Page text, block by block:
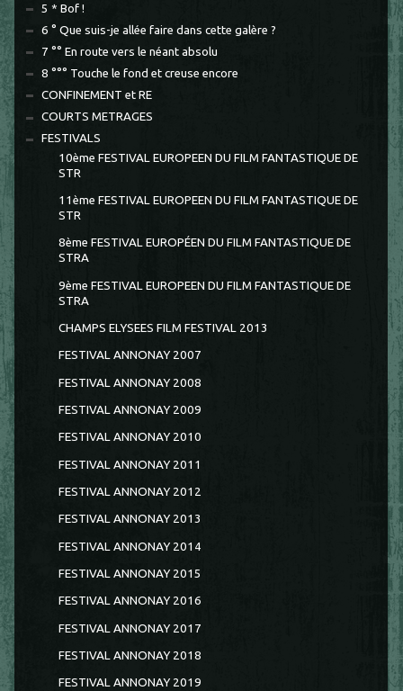
5 * Bof !
6 ° Que suis-je allée faire dans cette galère ?
7 °° En route vers le néant absolu
8 °°° Touche le fond et creuse encore
CONFINEMENT et RE
COURTS METRAGES
FESTIVALS
10ème FESTIVAL EUROPEEN DU FILM FANTASTIQUE DE
STR
11ème FESTIVAL EUROPEEN DU FILM FANTASTIQUE DE
STR
8ème FESTIVAL EUROPÉEN DU FILM FANTASTIQUE DE
STRA
9ème FESTIVAL EUROPEEN DU FILM FANTASTIQUE DE
STRA
CHAMPS ELYSEES FILM FESTIVAL 2013
FESTIVAL ANNONAY 2007
FESTIVAL ANNONAY 2008
FESTIVAL ANNONAY 2009
FESTIVAL ANNONAY 2010
FESTIVAL ANNONAY 2011
FESTIVAL ANNONAY 2012
FESTIVAL ANNONAY 2013
FESTIVAL ANNONAY 2014
FESTIVAL ANNONAY 2015
FESTIVAL ANNONAY 2016
FESTIVAL ANNONAY 2017
FESTIVAL ANNONAY 2018
FESTIVAL ANNONAY 2019